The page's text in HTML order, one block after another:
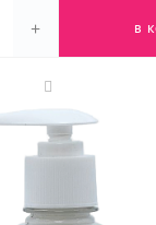
+ В